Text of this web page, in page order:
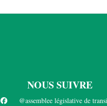
NOUS SUIVRE
@assemblee législative de